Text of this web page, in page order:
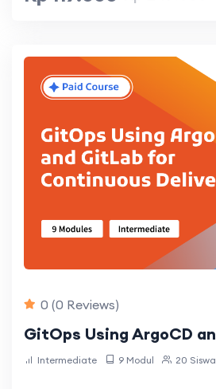
0 (0 Reviews)
Intermediate 9 Modul 20 Siswa